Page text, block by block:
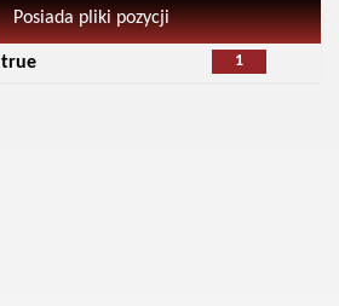
Posiada pliki pozycji
1
true